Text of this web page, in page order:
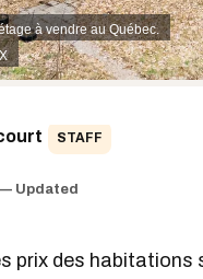
à vendre au Québec.
STAFF
Updated
prix des habitations